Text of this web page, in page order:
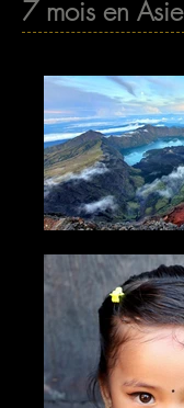
7 mois en Asie